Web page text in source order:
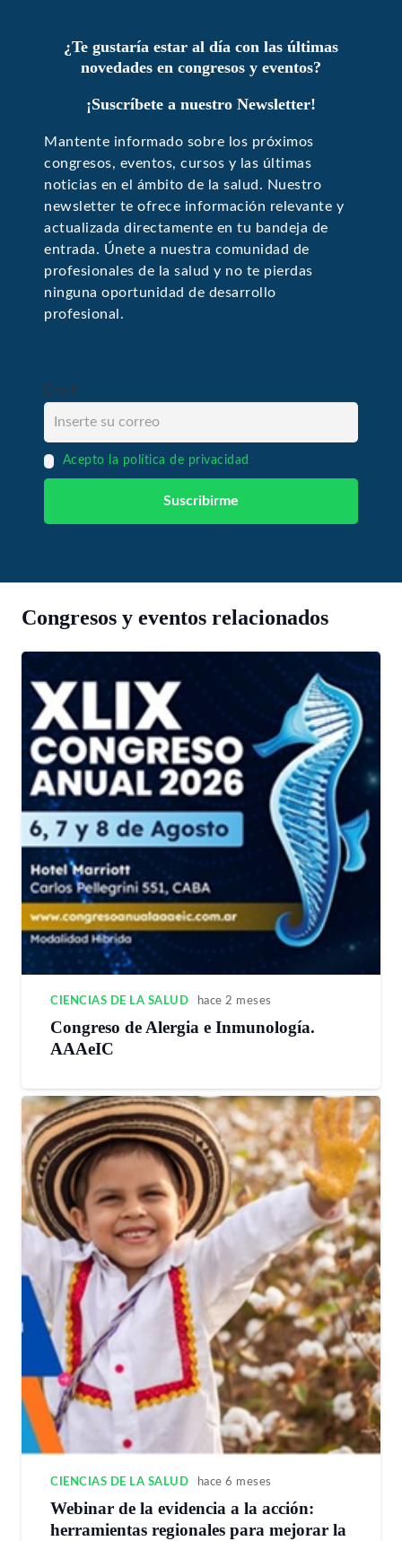
¿Te gustaría estar al día con las últimas
novedades en congresos y eventos?
¡Suscríbete a nuestro Newsletter!
Mantente informado sobre los próximos
congresos, eventos, cursos y las últimas
noticias en el ámbito de la salud. Nuestro
newsletter te ofrece información relevante y
actualizada directamente en tu bandeja de
entrada. Únete a nuestra comunidad de
profesionales de la salud y no te pierdas
ninguna oportunidad de desarrollo
profesional.
Email
Acepto la política de privacidad
Congresos y eventos relacionados
CIENCIAS DE LA SALUD hace 2 meses
Congreso de Alergia e Inmunología.
AAAeIC
CIENCIAS DE LA SALUD hace 6 meses
Webinar de la evidencia a la acción:
herramientas regionales para mejorar la